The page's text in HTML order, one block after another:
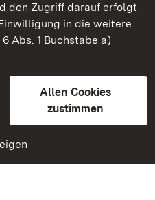
den Zugriff darauf erfolgt
in die weitere
Abs. 1 Buchstabe a)
Allen Cookies
zustimmen
Baden-Württemberg